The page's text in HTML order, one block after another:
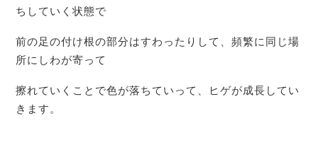
ちしていく状態で
前の足の付け根の部分はすわったりして、頻繁に同じ場
所にしわが寄って
擦れていくことで色が落ちていって、ヒゲが成長してい
きます。